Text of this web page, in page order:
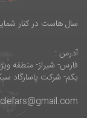
سال هاست در کنار
آدرس :
فارس- شیراز- منطقه
یکم- شرکت پاسارگاد